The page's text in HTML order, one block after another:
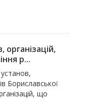
організацій,
р...
Бориславської
що